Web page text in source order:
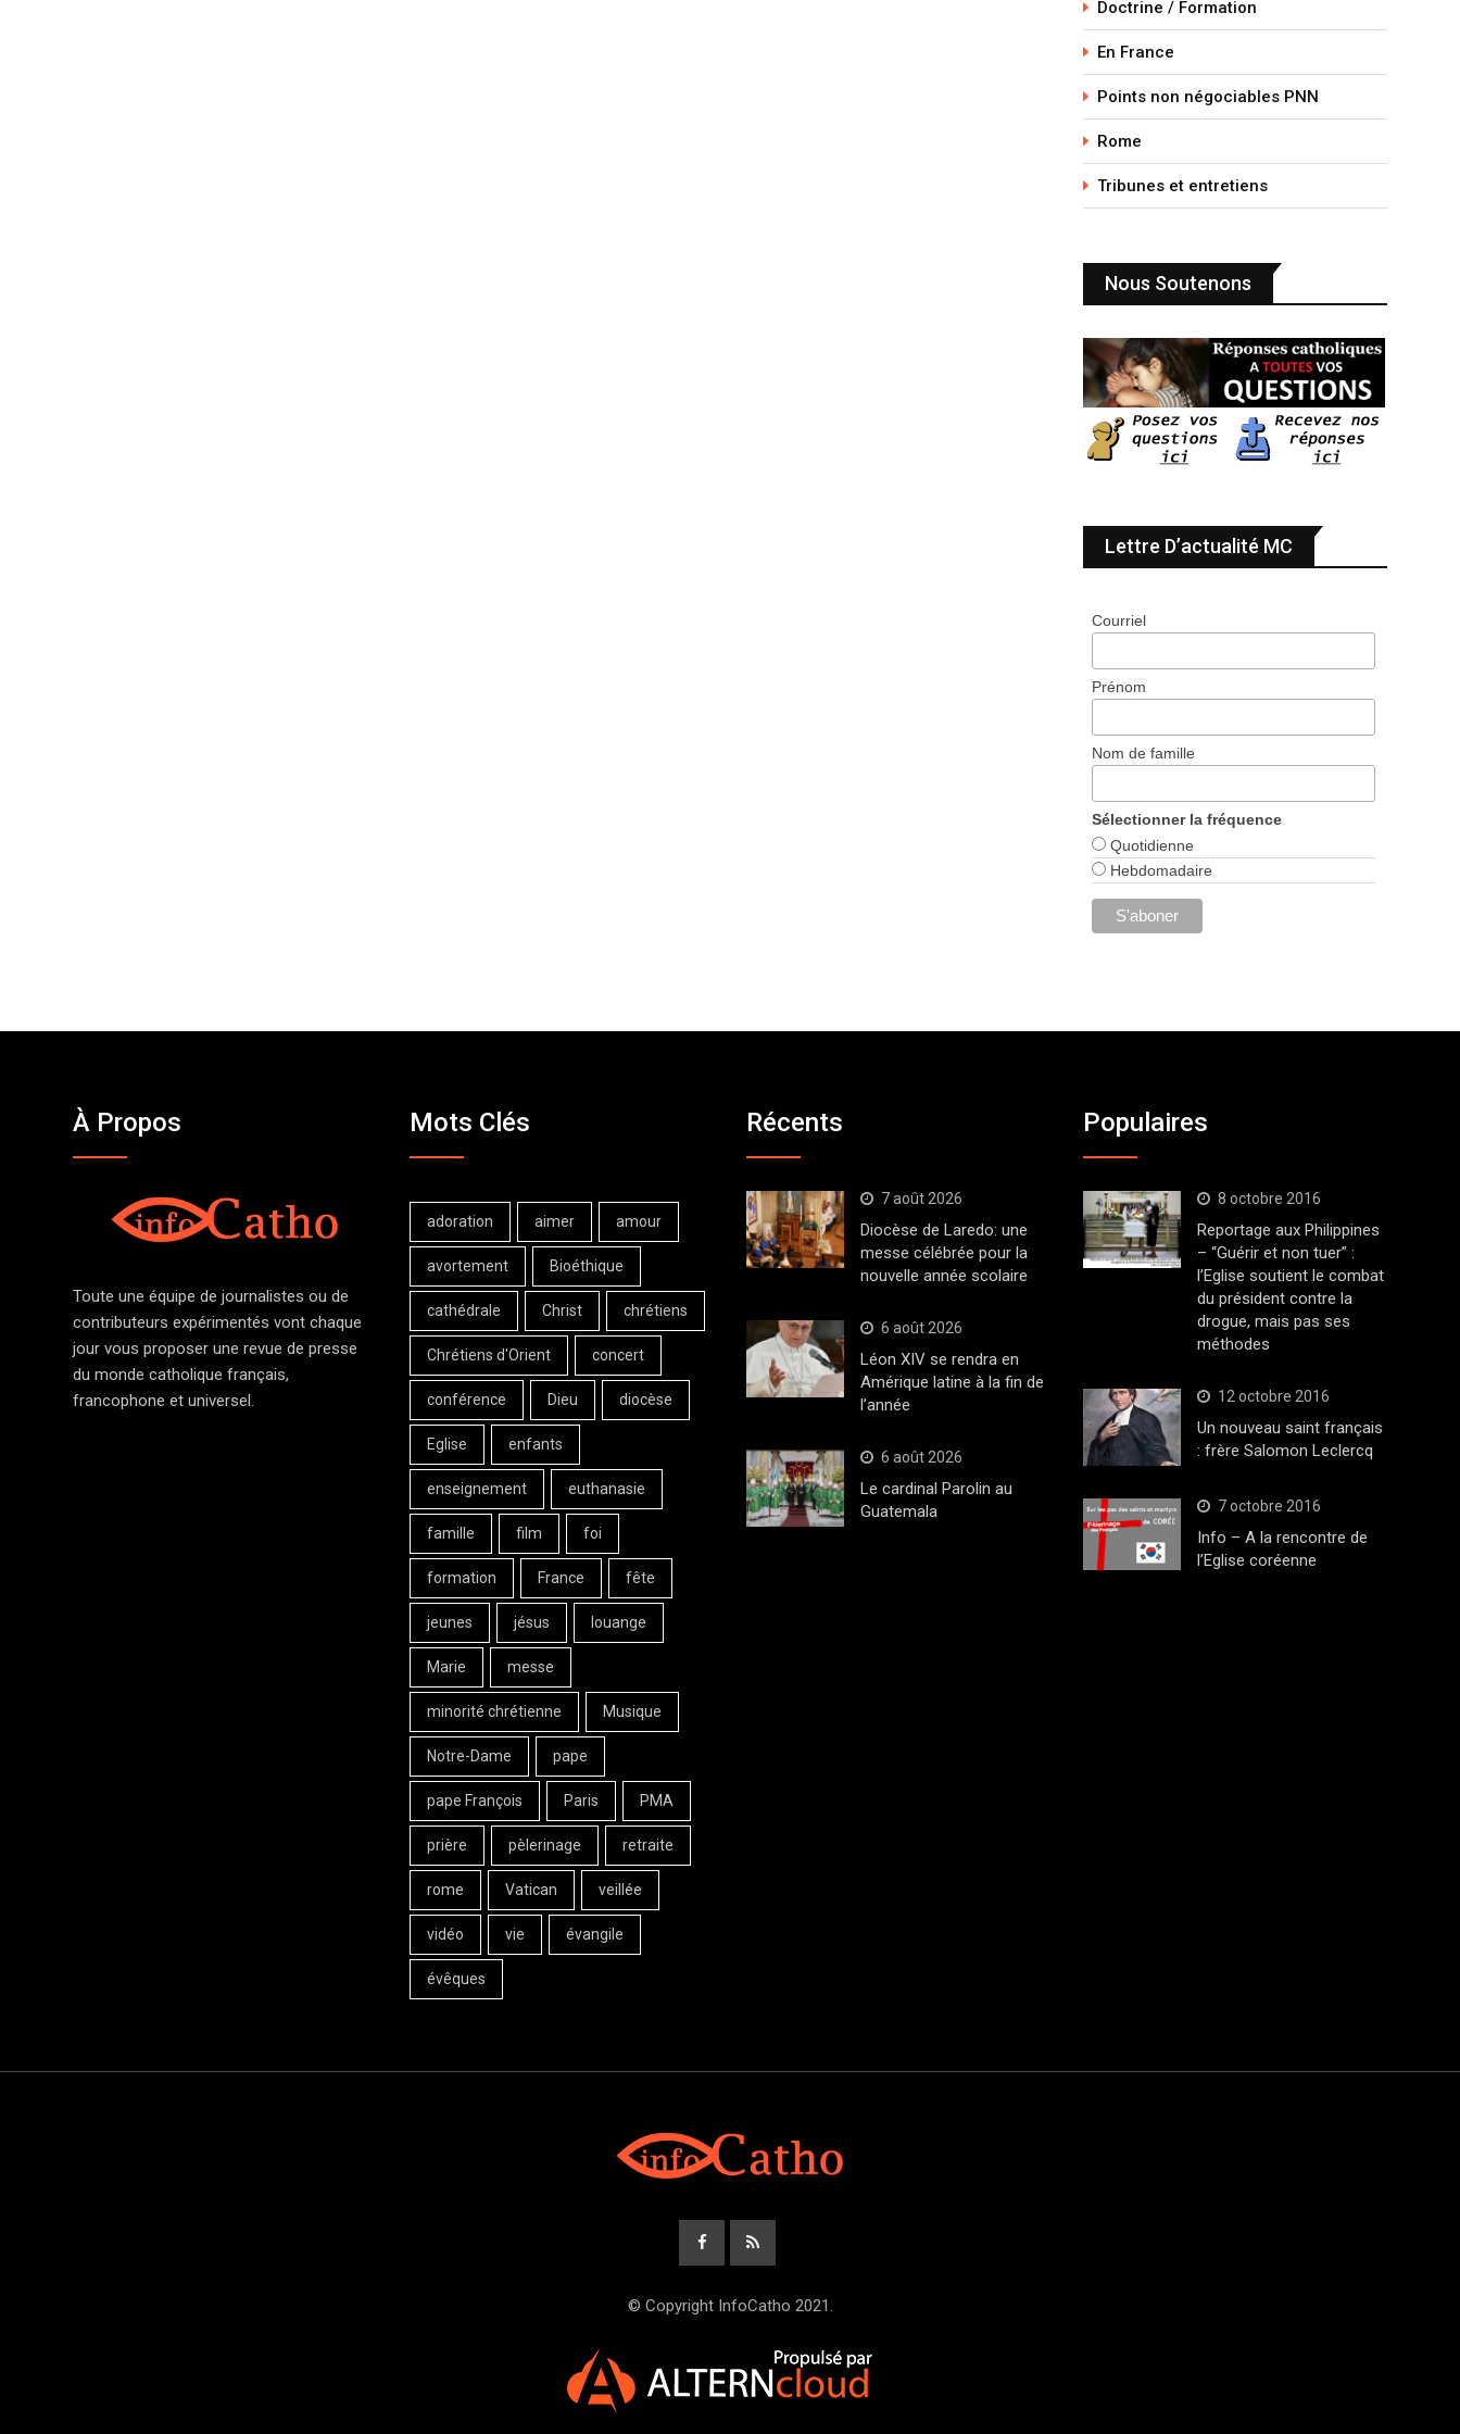
Doctrine / Formation
En France
Points non négociables PNN
Rome
Tribunes et entretiens
Nous Soutenons
Lettre D’actualité MC
Courriel
Prénom
Nom de famille
Sélectionner la fréquence
Quotidienne
Hebdomadaire
À Propos
Toute une équipe de journalistes ou de
contributeurs expérimentés vont chaque
jour vous proposer une revue de presse
du monde catholique français,
francophone et universel.
Mots Clés
adoration aimer amour
avortement Bioéthique
cathédrale Christ chrétiens
Chrétiens d'Orient concert
conférence Dieu diocèse
Eglise enfants
enseignement euthanasie
famille film foi
formation France fête
jeunes jésus louange
Marie messe
minorité chrétienne Musique
Notre-Dame pape
pape François Paris PMA
prière pèlerinage retraite
rome Vatican veillée
vidéo vie évangile
évêques
Récents
7 août 2026
Diocèse de Laredo: une
messe célébrée pour la
nouvelle année scolaire
6 août 2026
Léon XIV se rendra en
Amérique latine à la fin de
l’année
6 août 2026
Le cardinal Parolin au
Guatemala
Populaires
8 octobre 2016
Reportage aux Philippines
– “Guérir et non tuer” :
l’Eglise soutient le combat
du président contre la
drogue, mais pas ses
méthodes
12 octobre 2016
Un nouveau saint français
: frère Salomon Leclercq
7 octobre 2016
Info – A la rencontre de
l’Eglise coréenne
© Copyright InfoCatho 2021.